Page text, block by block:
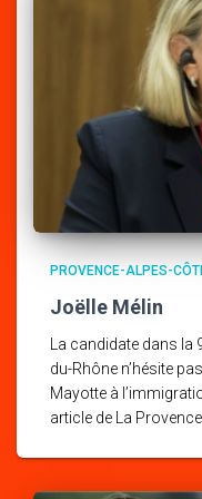
PROVENCE-ALPES-
Joëlle Mélin
La candidate dans
du-Rhône n’hésite
Mayotte à
article de La